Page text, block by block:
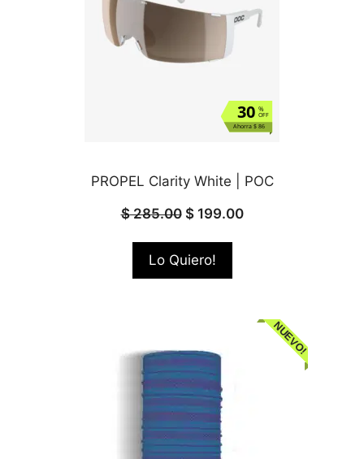
%
OFF
30
Ahorra $ 86
PROPEL Clarity White | POC
$285.00 $199.00
Lo Quiero!
NUEVO!